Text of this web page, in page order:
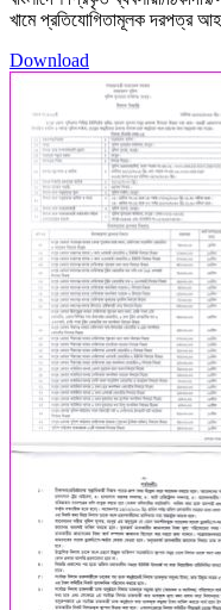
খামে প্রতিযোগিতামূলক দরপত্র
Download